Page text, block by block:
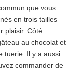
que vous
en trois tailles
plaisir. Côté
au chocolat et
tuerie. Il y a aussi
commander de